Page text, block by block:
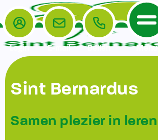
Home
De School
Veiligheidsplan
Het Team
Ouders
Tussenschoolse opvang
Login E-mail Bellen Menu
Sint Bernardus
Samen plezier in leren